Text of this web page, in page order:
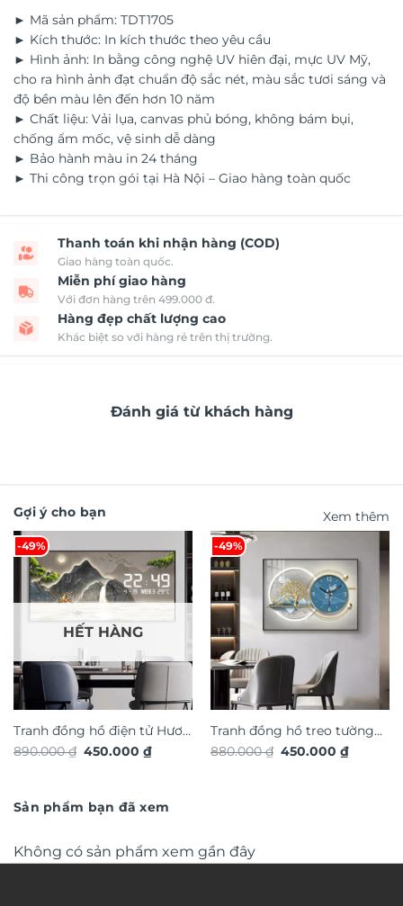
► Mã sản phẩm: TDT1705
► Kích thước: In kích thước theo yêu cầu
► Hình ảnh: In bằng công nghệ UV hiên đại, mực UV Mỹ,
cho ra hình ảnh đạt chuẩn độ sắc nét, màu sắc tươi sáng và
độ bền màu lên đến hơn 10 năm
► Chất liệu: Vải lụa, canvas phủ bóng, không bám bụi,
chống ẩm mốc, vệ sinh dễ dàng
► Bảo hành màu in 24 tháng
► Thi công trọn gói tại Hà Nội – Giao hàng toàn quốc
Thanh toán khi nhận hàng (COD)
Giao hàng toàn quốc.
Miễn phí giao hàng
Với đơn hàng trên 499.000 đ.
Hàng đẹp chất lượng cao
Khác biệt so với hàng rẻ trên thị trường.
Đánh giá từ khách hàng
Gợi ý cho bạn Xem thêm
-49%
HẾT HÀNG
Tranh đồng hồ điện tử Hươu
Tài Lộc TG4916S
890.000₫ Giá
450.000₫Giá
-49%
Tranh đồng hồ treo tường
Hươu tài lộc TG4936S
880.000₫ Giá
450.000₫Giá
Sản phẩm bạn đã xem
Không có sản phẩm xem gần đây